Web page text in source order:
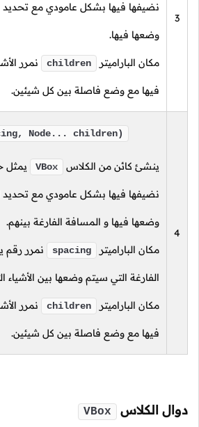
3
نضيفها فيها بشكل عامودي مع تحديد
وضعها فيها.
مكان الباراميتر children نمرر
فيها مع وضع فاصلة بين كل شيئين.
4
Node... children)
ينشئ كائن من الكلاس VBox يمثل
نضيفها فيها بشكل عامودي مع تحديد
وضعها فيها و المسافة الفارغة بينهم.
مكان الباراميتر spacing نمرر رقم
الفارغة التي سيتم وضعها بين الأشياء
مكان الباراميتر children نمرر
فيها مع وضع فاصلة بين كل شيئين.
دوال الكلاس VBox